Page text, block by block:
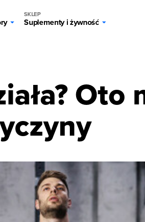
SKLEP
Suplementy i żywność
Oto